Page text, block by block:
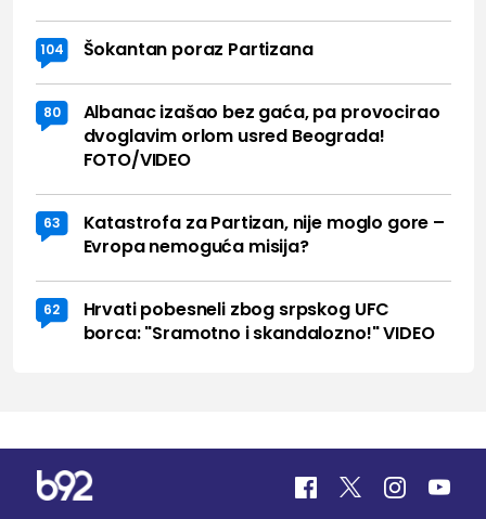
104 Šokantan poraz Partizana
80
Albanac izašao bez gaća, pa provocirao
dvoglavim orlom usred Beograda!
FOTO/VIDEO
63
Katastrofa za Partizan, nije moglo gore –
Evropa nemoguća misija?
62
Hrvati pobesneli zbog srpskog UFC
borca: "Sramotno i skandalozno!" VIDEO